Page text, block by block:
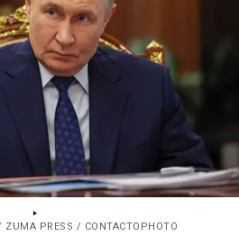
ZUMA PRESS / CONTACTOPHOTO